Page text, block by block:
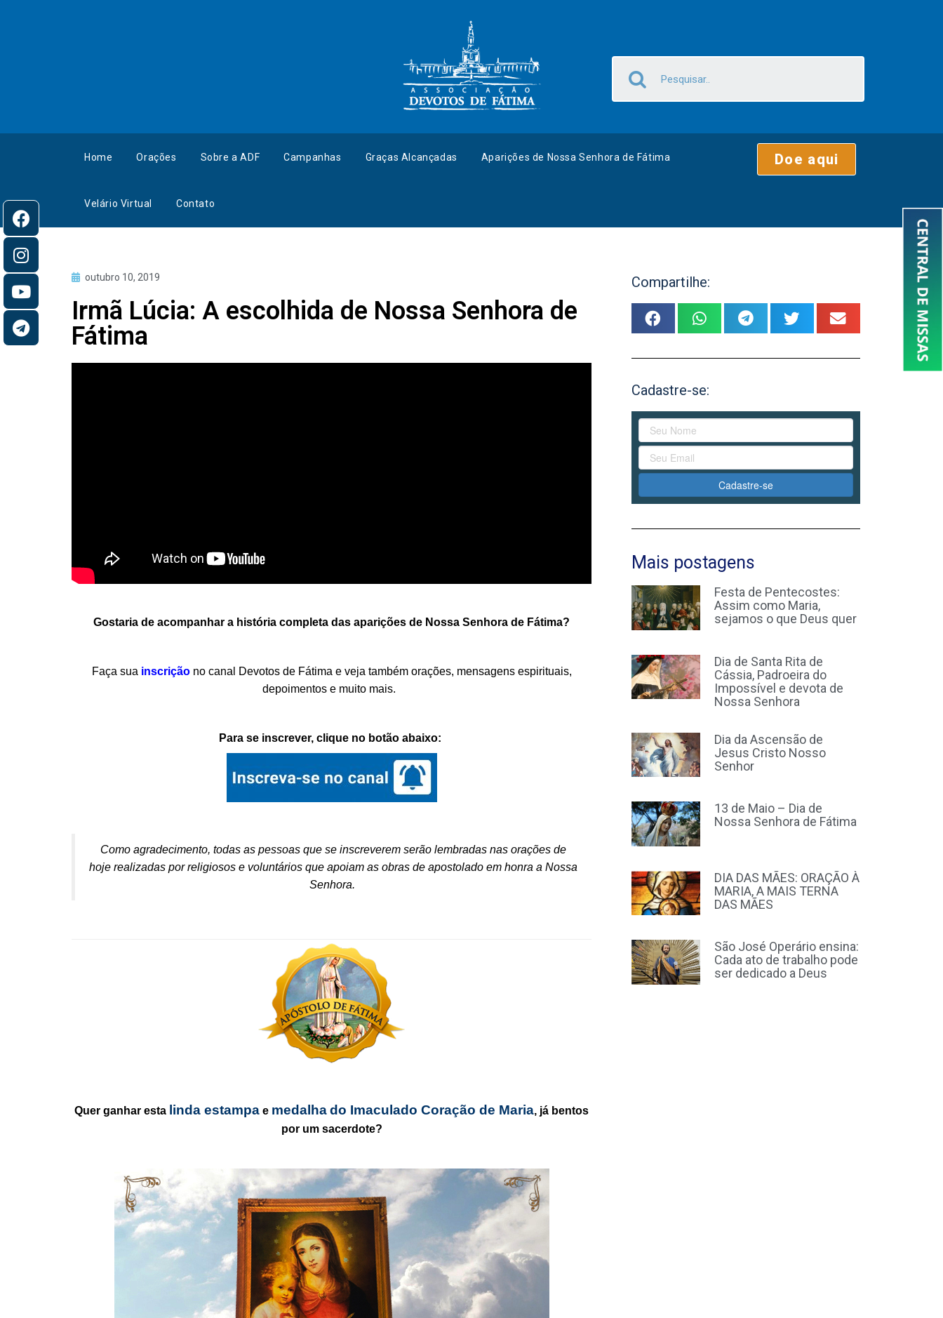
Home Orações Sobre a ADF Campanhas Graças Alcançadas Aparições de Nossa Senhora de Fátima
Velário Virtual Contato
Doe aqui
outubro 10, 2019
Irmã Lúcia: A escolhida de Nossa Senhora de
Fátima
Gostaria de acompanhar a história completa das aparições de Nossa Senhora de Fátima?
Faça sua inscrição no canal Devotos de Fátima e veja também orações, mensagens espirituais,
depoimentos e muito mais.
Para se inscrever, clique no botão abaixo:
Como agradecimento, todas as pessoas que se inscreverem serão lembradas nas orações de
hoje realizadas por religiosos e voluntários que apoiam as obras de apostolado em honra a Nossa
Senhora.
Quer ganhar esta linda estampa e medalhado Imaculado Coração de Maria, já bentos
por um sacerdote?
Compartilhe:
Cadastre-se:
Cadastre-se
Mais postagens
Festa de Pentecostes:
Assim como Maria,
sejamos o que Deus quer
Dia de Santa Rita de
Cássia, Padroeira do
Impossível e devota de
Nossa Senhora
Dia da Ascensão de
Jesus Cristo Nosso
Senhor
13 de Maio – Dia de
Nossa Senhora de Fátima
DIA DAS MÃES: ORAÇÃO À
MARIA, A MAIS TERNA
DAS MÃES
São José Operário ensina:
Cada ato de trabalho pode
ser dedicado a Deus